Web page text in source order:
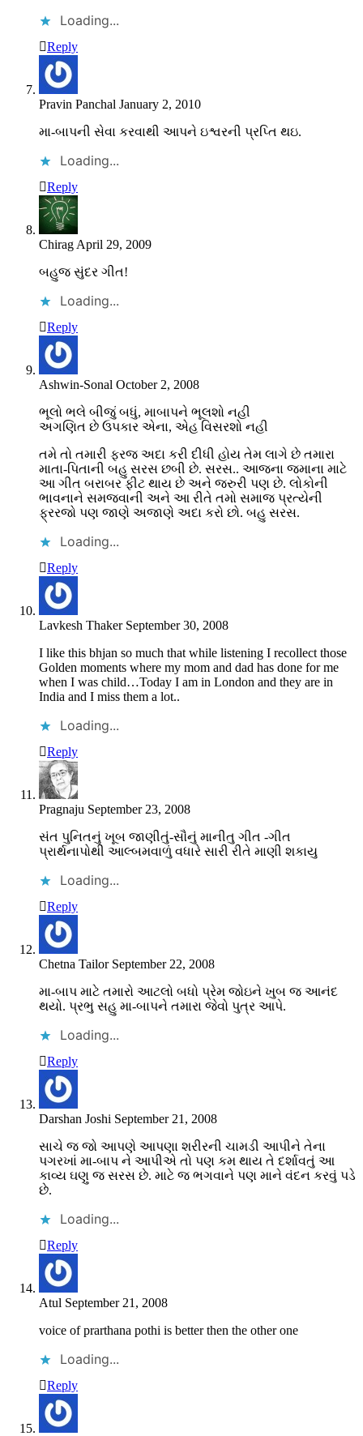
Loading...
Reply
Pravin Panchal January 2, 2010
મા-બાપની સેવા કરવાથી આપને ઇશ્વરની પ્રપ્તિ થઇ.
Loading...
Reply
Chirag April 29, 2009
બહુજ સુંદર ગીત!
Loading...
Reply
Ashwin-Sonal October 2, 2008
ભૂલો ભલે બીજું બધું, માબાપને ભૂલશો નહી
અગણિત છે ઉપકાર એના, એહ વિસરશો નહી
તમે તો તમારી ફરજ અદા કરી દીધી હોય તેમ લાગે છે તમારા
માતા-પિતાની બહુ સરસ છબી છે. સરસ.. આજના જમાના માટે
આ ગીત બરાબર ફીટ થાય છે અને જરુરી પણ છે. લોકોની
ભાવનાને સમજવાની અને આ રીતે તમો સમાજ પ્રત્યેની
ફ્રરજો પણ જાણે અજાણે અદા કરો છો. બહુ સરસ.
Loading...
Reply
Lavkesh Thaker September 30, 2008
I like this bhjan so much that while listening I recollect those
Golden moments where my mom and dad has done for me
when I was child…Today I am in London and they are in
India and I miss them a lot..
Loading...
Reply
Pragnaju September 23, 2008
સંત પુનિતનું ખૂબ જાણીતું-સૌનું માનીતુ ગીત -ગીત
પ્રાર્થનાપોથી આલ્બમવાળું વધારે સારી રીતે માણી શકાયુ
Loading...
Reply
Chetna Tailor September 22, 2008
મા-બાપ માટે તમારો આટલો બધો પ્રેમ જોઇને ખુબ જ આનંદ
થયો. પ્રભુ સહુ મા-બાપને તમારા જેવો પુત્ર આપે.
Loading...
Reply
Darshan Joshi September 21, 2008
સાચે જ જો આપણે આપણા શરીરની ચામડી આપીને તેના
પગરખાં મા-બાપ ને આપીએ તો પણ કમ થાય તે દર્શાવતું આ
કાવ્ય ઘણુ જ સરસ છે. માટે જ ભગવાને પણ માને વંદન કરવું પડે
છે.
Loading...
Reply
Atul September 21, 2008
voice of prarthana pothi is better then the other one
Loading...
Reply